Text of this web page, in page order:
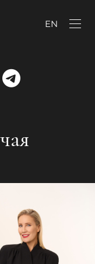
EN